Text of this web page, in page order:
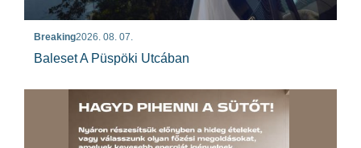
Breaking2026. 08. 07.
Baleset A Püspöki Utcában